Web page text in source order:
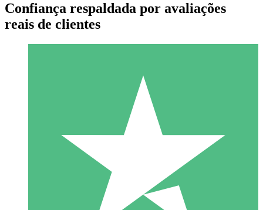
Pacotes de Créditos Individuais
Pague conforme o uso com créditos de download. Sem
1000
Confiança respaldada por avaliações
reais de clientes